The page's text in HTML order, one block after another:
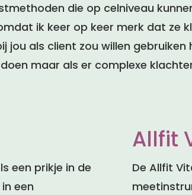
die op celniveau
ik keer op keer merk dat ze
jou als client zou willen
maar als er complexe
een prikje in de
een
Allfit
De Allfit